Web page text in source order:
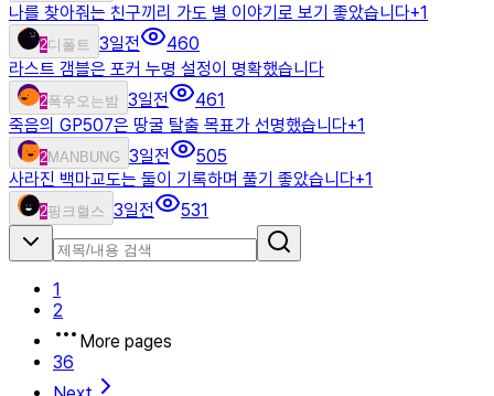
나를 찾아줘는 친구끼리 가도 별 이야기로 보기 좋았습니다+1
2디폴트 3일전
460
라스트 갬블은 포커 누명 설정이 명확했습니다
2폭우오는밤 3일전
461
죽음의 GP507은 땅굴 탈출 목표가 선명했습니다+1
2MANBUNG 3일전
505
사라진 백마교도는 둘이 기록하며 풀기 좋았습니다+1
2핑크혈스 3일전 531
1
2
More pages
36